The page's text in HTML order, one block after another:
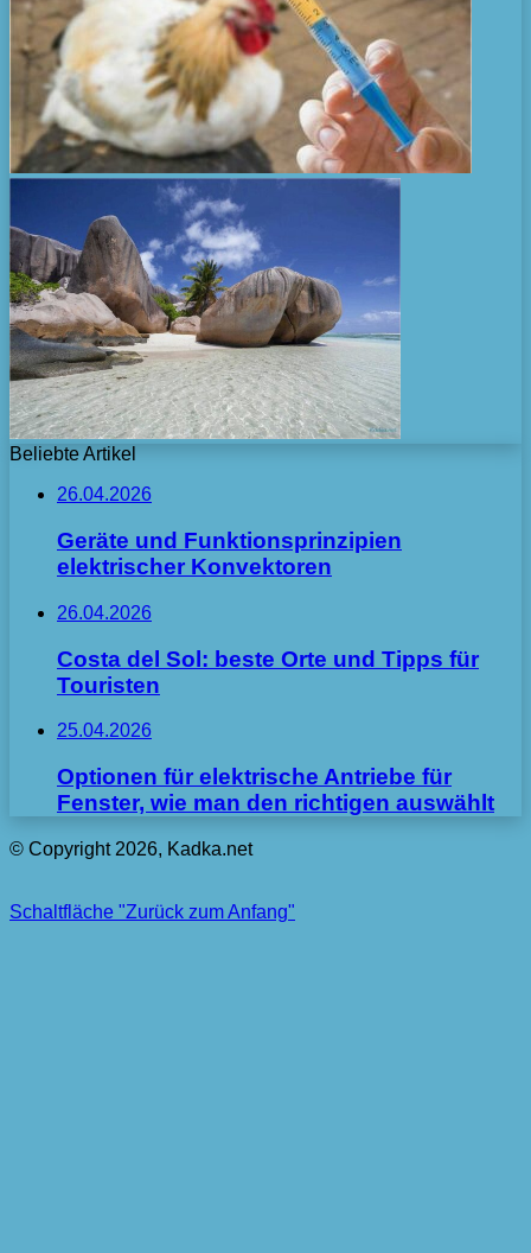
Beliebte Artikel
26.04.2026
Geräte und Funktionsprinzipien
elektrischer Konvektoren
26.04.2026
Costa del Sol: beste Orte und Tipps für
Touristen
25.04.2026
Optionen für elektrische Antriebe für
Fenster, wie man den richtigen auswählt
© Copyright 2026, Kadka.net
Schaltfläche "Zurück zum Anfang"